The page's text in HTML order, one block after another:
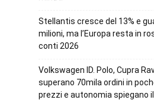
Stellantis cresce del 13% e
milioni, ma l’Europa resta in
conti 2026
Volkswagen ID. Polo, Cupra
superano 70mila ordini in
prezzi e autonomia spiegano